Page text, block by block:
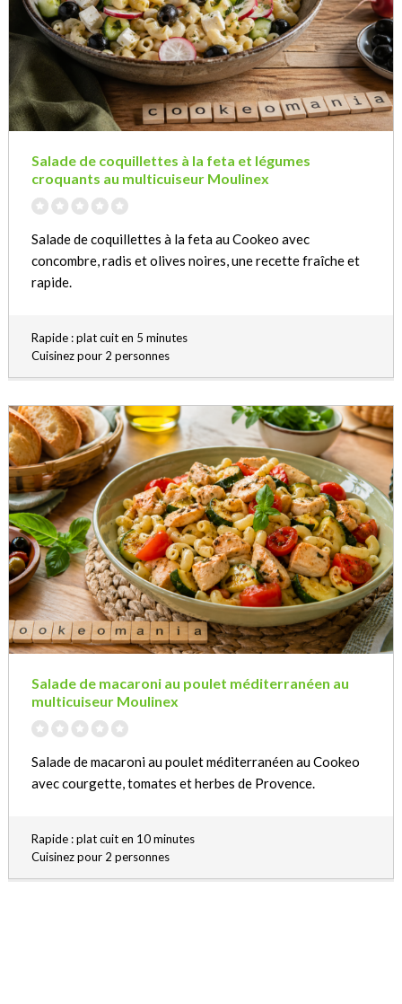
Salade de coquillettes à la feta et légumes
croquants au multicuiseur Moulinex
Salade de coquillettes à la feta au Cookeo avec
concombre, radis et olives noires, une recette fraîche et
rapide.
Rapide : plat cuit en 5 minutes
Cuisinez pour 2 personnes
Salade de macaroni au poulet méditerranéen au
multicuiseur Moulinex
Salade de macaroni au poulet méditerranéen au Cookeo
avec courgette, tomates et herbes de Provence.
Rapide : plat cuit en 10 minutes
Cuisinez pour 2 personnes